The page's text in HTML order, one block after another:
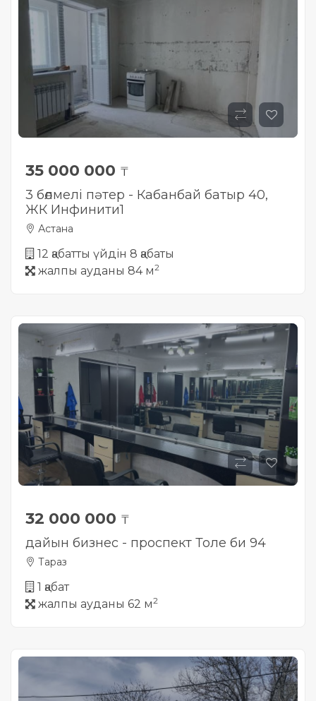
35 000 000 ₸
3 бөлмелі пәтер - Кабанбай батыр 40,
ЖК Инфинити1
Астана
12 қабатты үйдін 8 қабаты
жалпы ауданы 84 м2
32 000 000 ₸
дайын бизнес - проспект Толе би 94
Тараз
1 қабат
жалпы ауданы 62 м2